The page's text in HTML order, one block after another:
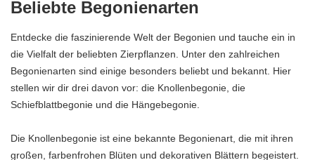
Beliebte Begonienarten
Entdecke die faszinierende Welt der Begonien und tauche ein in
die Vielfalt der beliebten Zierpflanzen. Unter den zahlreichen
Begonienarten sind einige besonders beliebt und bekannt. Hier
stellen wir dir drei davon vor: die Knollenbegonie, die
Schiefblattbegonie und die Hängebegonie.
Die Knollenbegonie ist eine bekannte Begonienart, die mit ihren
großen, farbenfrohen Blüten und dekorativen Blättern begeistert.